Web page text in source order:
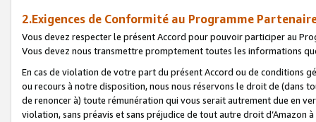
2.Exigences de Conformité au Programme
Vous devez respecter le présent Accord pour pouvoir participer au
Vous devez nous transmettre promptement toutes les informations
En cas de violation de votre part du présent Accord ou de conditions
ou recours à notre disposition, nous nous réservons le droit de (dans
de renoncer à) toute rémunération qui vous serait autrement due en
violation, sans préavis et sans préjudice de tout autre droit